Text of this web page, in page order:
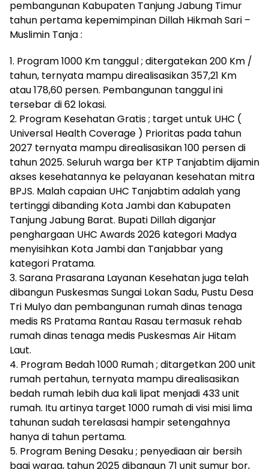
pembangunan Kabupaten Tanjung Jabung Timur
tahun pertama kepemimpinan Dillah Hikmah Sari –
Muslimin Tanja :
1. Program 1000 Km tanggul ; ditergatekan 200 Km /
tahun, ternyata mampu direalisasikan 357,21 Km
atau 178,60 persen. Pembangunan tanggul ini
tersebar di 62 lokasi.
2. Program Kesehatan Gratis ; target untuk UHC (
Universal Health Coverage ) Prioritas pada tahun
2027 ternyata mampu direalisasikan 100 persen di
tahun 2025. Seluruh warga ber KTP Tanjabtim dijamin
akses kesehatannya ke pelayanan kesehatan mitra
BPJS. Malah capaian UHC Tanjabtim adalah yang
tertinggi dibanding Kota Jambi dan Kabupaten
Tanjung Jabung Barat. Bupati Dillah diganjar
penghargaan UHC Awards 2026 kategori Madya
menyisihkan Kota Jambi dan Tanjabbar yang
kategori Pratama.
3. Sarana Prasarana Layanan Kesehatan juga telah
dibangun Puskesmas Sungai Lokan Sadu, Pustu Desa
Tri Mulyo dan pembangunan rumah dinas tenaga
medis RS Pratama Rantau Rasau termasuk rehab
rumah dinas tenaga medis Puskesmas Air Hitam
Laut.
4. Program Bedah 1000 Rumah ; ditargetkan 200 unit
rumah pertahun, ternyata mampu direalisasikan
bedah rumah lebih dua kali lipat menjadi 433 unit
rumah. Itu artinya target 1000 rumah di visi misi lima
tahunan sudah terelasasi hampir setengahnya
hanya di tahun pertama.
5. Program Bening Desaku ; penyediaan air bersih
bagi warga, tahun 2025 dibangun 71 unit sumur bor,